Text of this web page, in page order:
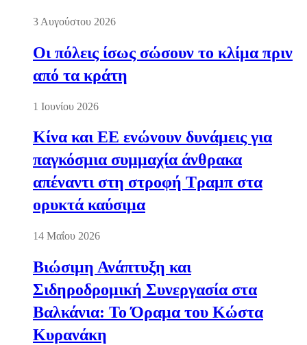
3 Αυγούστου 2026
Οι πόλεις ίσως σώσουν το κλίμα πριν
από τα κράτη
1 Ιουνίου 2026
Κίνα και ΕΕ ενώνουν δυνάμεις για
παγκόσμια συμμαχία άνθρακα
απέναντι στη στροφή Τραμπ στα
ορυκτά καύσιμα
14 Μαΐου 2026
Βιώσιμη Ανάπτυξη και
Σιδηροδρομική Συνεργασία στα
Βαλκάνια: Το Όραμα του Κώστα
Κυρανάκη